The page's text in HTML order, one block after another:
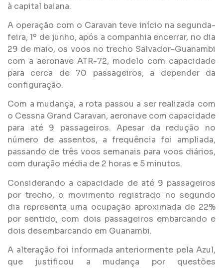
à capital baiana.
A operação com o Caravan teve início na segunda-
feira, 1º de junho, após a companhia encerrar, no dia
29 de maio, os voos no trecho Salvador-Guanambi
com a aeronave ATR-72, modelo com capacidade
para cerca de 70 passageiros, a depender da
configuração.
Com a mudança, a rota passou a ser realizada com
o Cessna Grand Caravan, aeronave com capacidade
para até 9 passageiros. Apesar da redução no
número de assentos, a frequência foi ampliada,
passando de três voos semanais para voos diários,
com duração média de 2 horas e 5 minutos.
Considerando a capacidade de até 9 passageiros
por trecho, o movimento registrado no segundo
dia representa uma ocupação aproximada de 22%
por sentido, com dois passageiros embarcando e
dois desembarcando em Guanambi.
A alteração foi informada anteriormente pela Azul,
que justificou a mudança por questões